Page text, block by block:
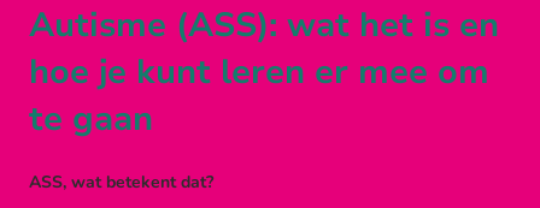
Autisme (ASS): wat het is en
hoe je kunt leren er mee om
te gaan
ASS, wat betekent dat?